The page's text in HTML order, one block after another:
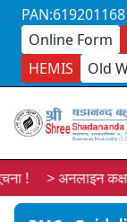
PAN:619201168
Online Form
HEMIS
Old
! > अनलाइन कक्षा